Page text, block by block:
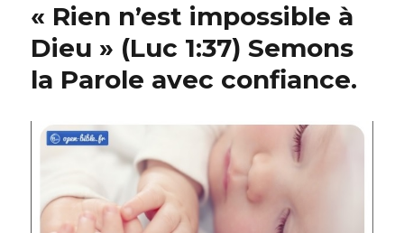
« Rien n’est impossible à
Dieu » (Luc 1:37) Semons
la Parole avec confiance.